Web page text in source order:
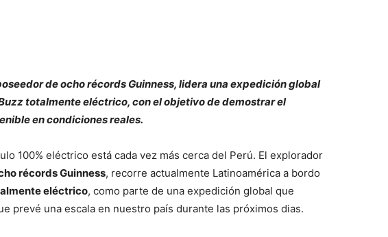
de ocho récords Guinness, lidera una expedición global
totalmente eléctrico, con el objetivo de demostrar el
en condiciones reales.
100% eléctrico está cada vez más cerca del Perú. El explorador
récords Guinness, recorre actualmente Latinoamérica a bordo
eléctrico, como parte de una expedición global que
prevé una escala en nuestro país durante las próximos dias.